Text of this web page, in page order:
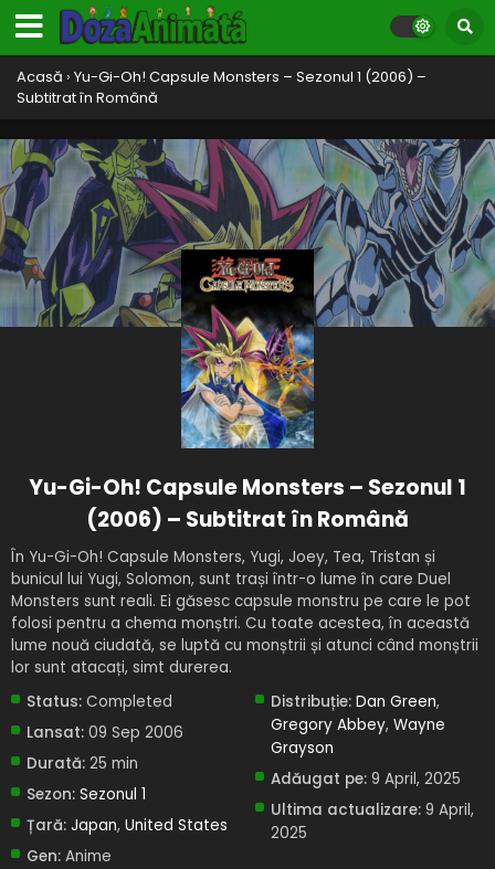
Acasă › Yu-Gi-Oh! Capsule Monsters – Sezonul 1 (2006) –
Subtitrat în Română
Yu-Gi-Oh! Capsule Monsters – Sezonul 1
(2006) – Subtitrat în Română
În Yu-Gi-Oh! Capsule Monsters, Yugi, Joey, Tea, Tristan și
bunicul lui Yugi, Solomon, sunt trași într-o lume în care Duel
Monsters sunt reali. Ei găsesc capsule monstru pe care le pot
folosi pentru a chema monștri. Cu toate acestea, în această
lume nouă ciudată, se luptă cu monștrii și atunci când monștrii
lor sunt atacați, simt durerea.
Status: Completed
Lansat: 09 Sep 2006
Durată: 25 min
Sezon: Sezonul 1
Țară: Japan, United States
Gen: Anime
Distribuție: Dan Green,
Gregory Abbey,Wayne
Grayson
Adăugat pe: 9 April, 2025
Ultima actualizare: 9 April,
2025